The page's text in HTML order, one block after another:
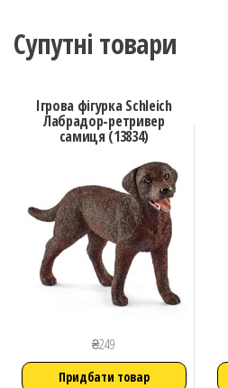
Супутні товари
Ігрова фігурка Schleich
Лабрадор-ретривер
самиця (13834)
₴249
Придбати товар